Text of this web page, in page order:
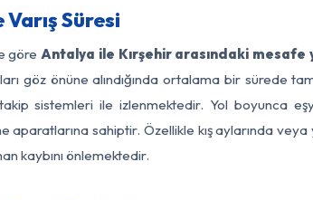
Süresi
göreAntalya ile Kırşehir arasındaki mesafe
göz önüne alındığında ortalama bir sürede
sistemleri ile izlenmektedir. Yol boyunca
aparatlarına sahiptir. Özellikle kış aylarında
kaybını önlemektedir.